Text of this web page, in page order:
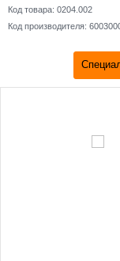
Код товара: 0204.002
Код производителя: